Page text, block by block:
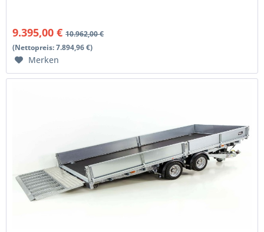
9.395,00 € 10.962,00 €
(Nettopreis: 7.894,96 €)
Merken